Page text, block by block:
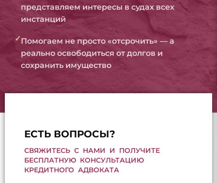
представляем интересы в судах всех
инстанций
✓Помогаем не просто «отсрочить» — а
реально освободиться от долгов и
сохранить имущество
ЕСТЬ ВОПРОСЫ?
СВЯЖИТЕСЬ С НАМИ И ПОЛУЧИТЕ
БЕСПЛАТНУЮ КОНСУЛЬТАЦИЮ
КРЕДИТНОГО АДВОКАТА